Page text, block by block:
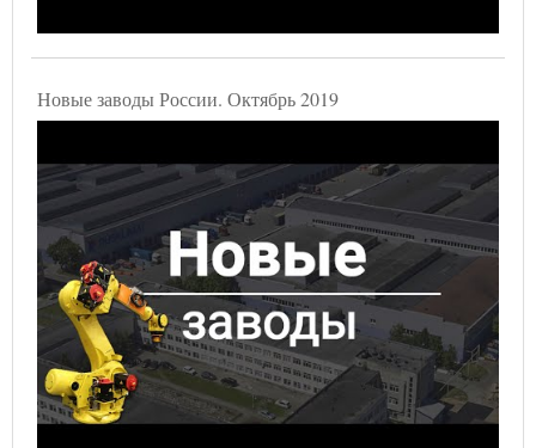
Новые заводы России. Октябрь 2019